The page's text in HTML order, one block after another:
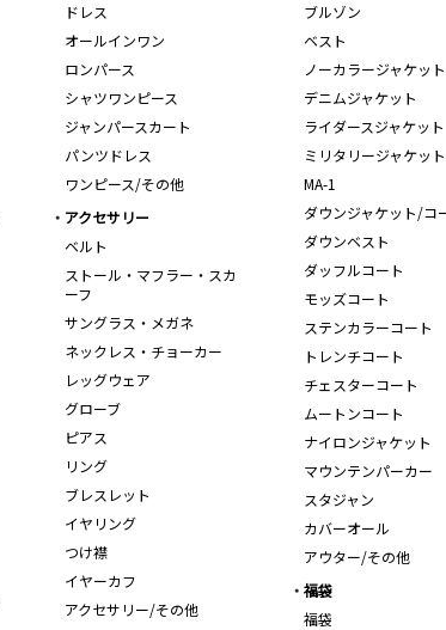
ドレス
オールインワン
ロンパース
シャツワンピース
ジャンパースカート
パンツドレス
ワンピース/その他
ブルゾン
ベスト
ノーカラージャケット
デニムジャケット
ライダースジャケット
ミリタリージャケット
MA-1
ダウンジャケット/コ
ダウンベスト
ダッフルコート
モッズコート
ステンカラーコート
トレンチコート
チェスターコート
ムートンコート
ナイロンジャケット
マウンテンパーカー
スタジャン
カバーオール
アウター/その他
アクセサリー
ベルト
ストール・マフラー・スカ
ーフ
サングラス・メガネ
ネックレス・チョーカー
レッグウェア
グローブ
ピアス
リング
ブレスレット
イヤリング
つけ襟
イヤーカフ
アクセサリー/その他
福袋
福袋